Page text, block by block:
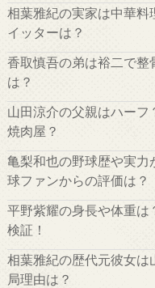
相葉雅紀の実家は中華料
イッターは？
香取慎吾の弟は裕二で
は？
山田涼介の父親はハー
焼肉屋？
亀梨和也の野球歴や実力
球ファンからの評価は？
平野紫耀の身長や体重は
検証！
相葉雅紀の歴代元彼女は
局理由は？